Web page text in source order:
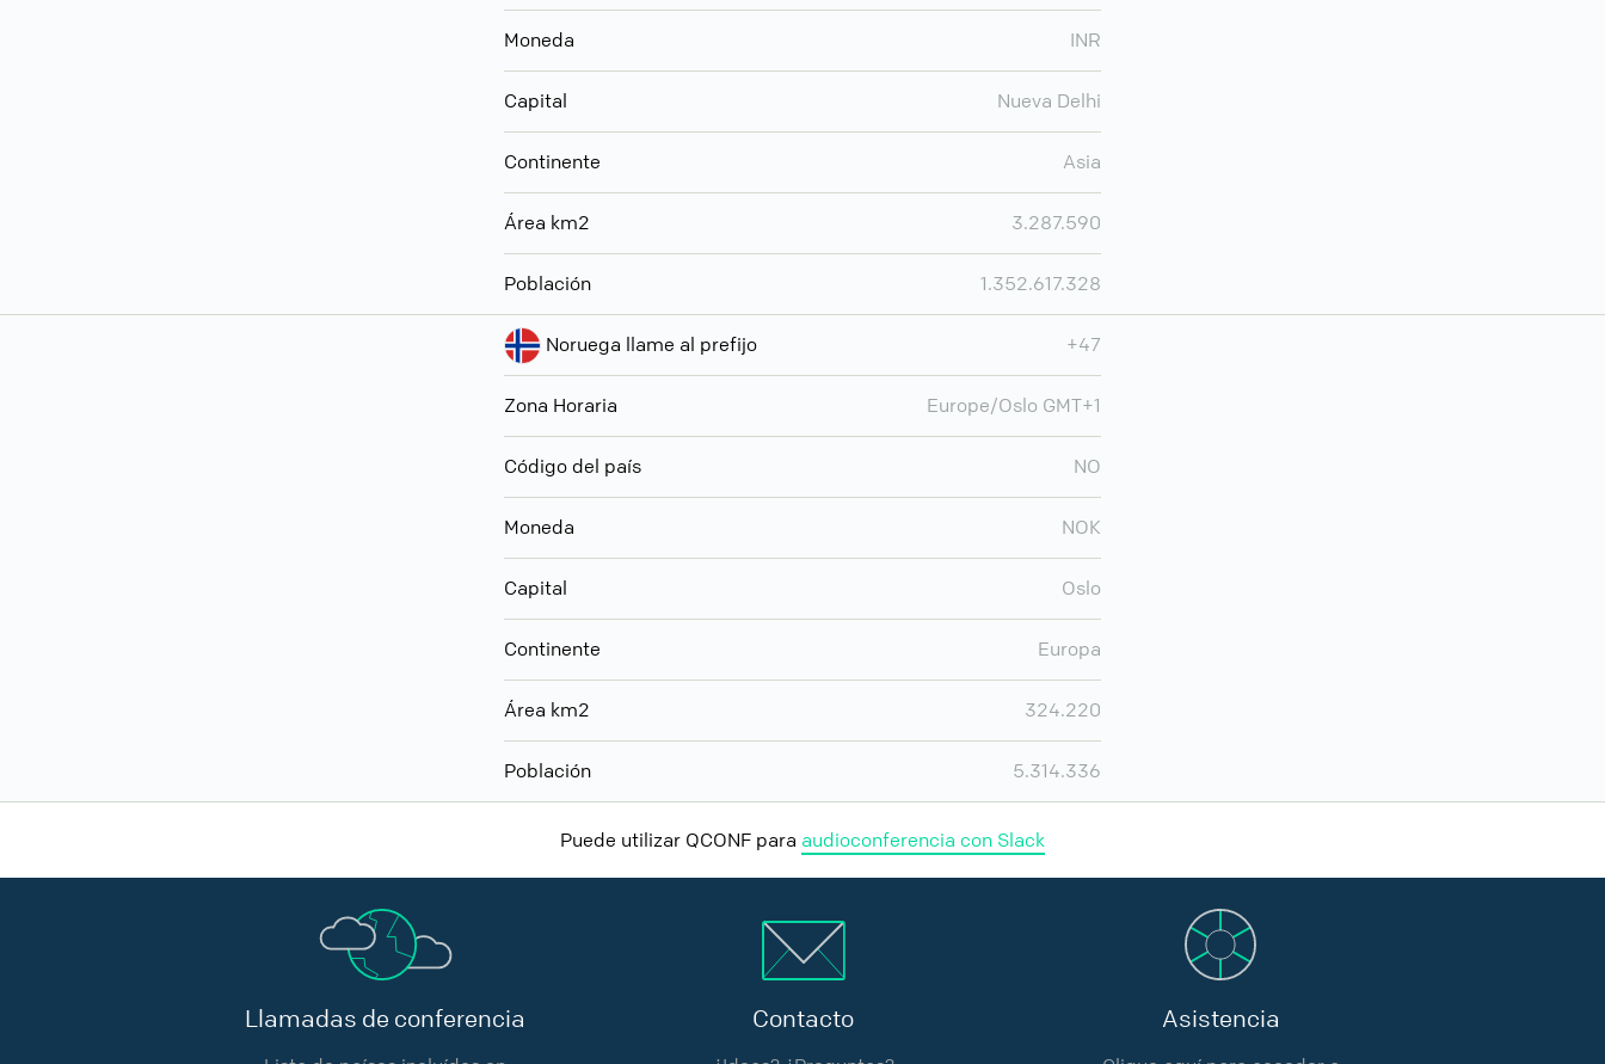
Moneda INR
Capital Nueva Delhi
Continente Asia
Área km2 3.287.590
Población 1.352.617.328
Noruega llame al prefijo +47
Zona Horaria Europe/Oslo GMT+1
Código del país NO
Moneda NOK
Capital Oslo
Continente Europa
Área km2 324.220
Población 5.314.336
Puede utilizar QCONF para audioconferencia con Slack
Llamadas de conferencia Contacto Asistencia